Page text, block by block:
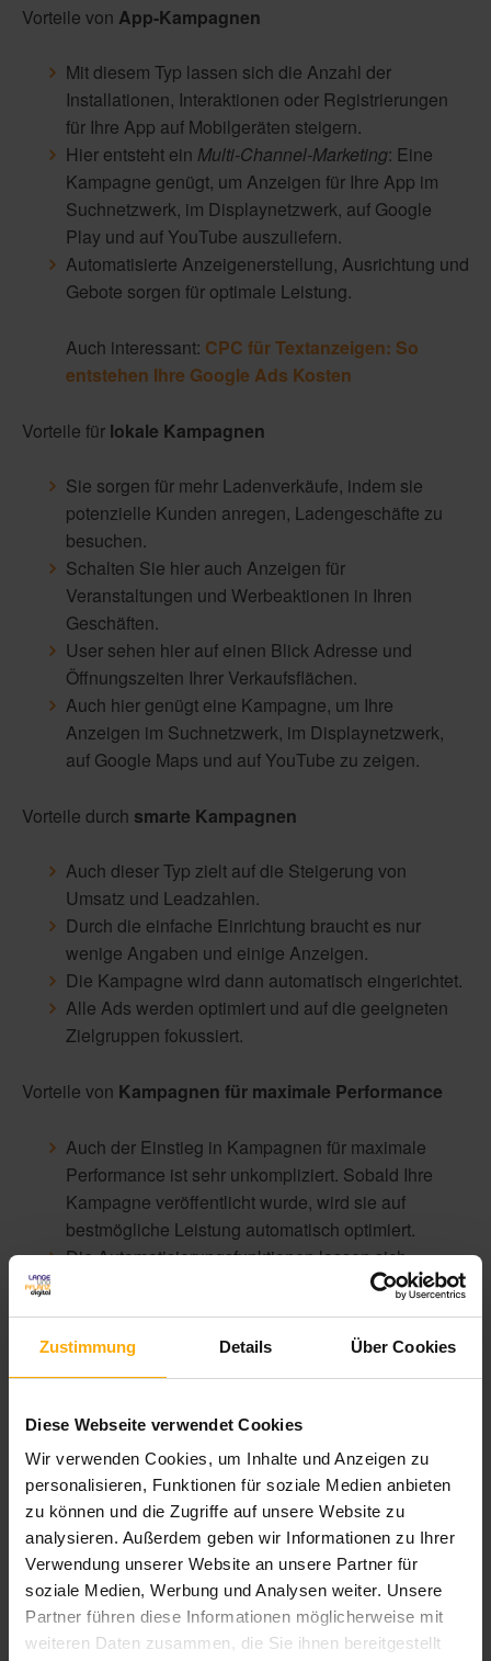
Zustimmung Details Über Cookies
Diese Webseite verwendet Cookies
Wir verwenden Cookies, um Inhalte und Anzeigen zu
personalisieren, Funktionen für soziale Medien anbieten
zu können und die Zugriffe auf unsere Website zu
analysieren. Außerdem geben wir Informationen zu Ihrer
Verwendung unserer Website an unsere Partner für
soziale Medien, Werbung und Analysen weiter. Unsere
Partner führen diese Informationen möglicherweise mit
weiteren Daten zusammen, die Sie ihnen bereitgestellt
Vorteile von App-Kampagnen
Mit diesem Typ lassen sich die Anzahl der
Installationen, Interaktionen oder Registrierungen
für Ihre App auf Mobilgeräten steigern.
Hier entsteht ein Multi-Channel-Marketing: Eine
Kampagne genügt, um Anzeigen für Ihre App im
Suchnetzwerk, im Displaynetzwerk, auf Google
Play und auf YouTube auszuliefern.
Automatisierte Anzeigenerstellung, Ausrichtung und
Gebote sorgen für optimale Leistung.
Auch interessant: CPC für Textanzeigen: So
entstehen Ihre Google Ads Kosten
Vorteile für lokale Kampagnen
Sie sorgen für mehr Ladenverkäufe, indem sie
potenzielle Kunden anregen, Ladengeschäfte zu
besuchen.
Schalten Sie hier auch Anzeigen für
Veranstaltungen und Werbeaktionen in Ihren
Geschäften.
User sehen hier auf einen Blick Adresse und
Öffnungszeiten Ihrer Verkaufsflächen.
Auch hier genügt eine Kampagne, um Ihre
Anzeigen im Suchnetzwerk, im Displaynetzwerk,
auf Google Maps und auf YouTube zu zeigen.
Vorteile durch smarte Kampagnen
Auch dieser Typ zielt auf die Steigerung von
Umsatz und Leadzahlen.
Durch die einfache Einrichtung braucht es nur
wenige Angaben und einige Anzeigen.
Die Kampagne wird dann automatisch eingerichtet.
Alle Ads werden optimiert und auf die geeigneten
Zielgruppen fokussiert.
Vorteile von Kampagnen für maximale Performance
Auch der Einstieg in Kampagnen für maximale
Performance ist sehr unkompliziert. Sobald Ihre
Kampagne veröffentlicht wurde, wird sie auf
bestmögliche Leistung automatisch optimiert.
Die Automatisierungsfunktionen lassen sich
anhand Ihrer eigenen Markterhebungen und
Kundenkenntnisse präzisieren.
Durch die Automatisierung werden auch Ihre
bietet, kann so in Echtzeit reagiert werden.
Automatisch lassen sich so im richtigen Moment
relevantere Anzeigen präsentieren.
Mit GoogleStatistiken gewinnen Sie ein immer
genaueres Bild von der Funktionsweise der
Automatisierung für beste Kundenansprache.
Zusätzlich zu den Tipps oben hilft dieseCheckliste bei
der Erstellung Ihrer Google Anzeigen: